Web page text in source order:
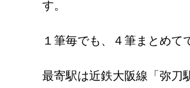
す。
１筆毎でも、４筆まとめて
最寄駅は近鉄大阪線「弥刀